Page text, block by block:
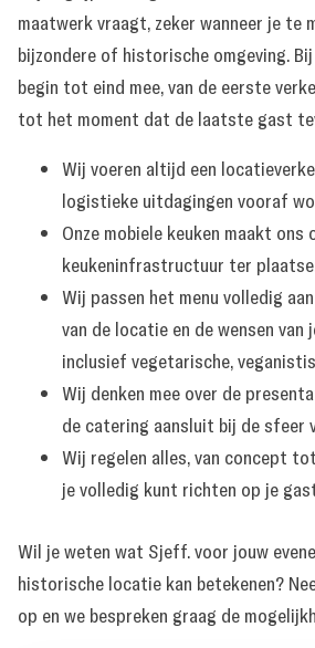
maatwerk vraagt, zeker wanneer je te
bijzondere of historische omgeving.
begin tot eind mee, van de eerste
tot het moment dat de laatste gast
Wij voeren altijd een
logistieke uitdagingen vooraf
Onze mobiele keuken maakt ons
keukeninfrastructuur ter
Wij passen het menu volledig
van de locatie en de wensen van
inclusief vegetarische,
Wij denken mee over de
de catering aansluit bij de sfeer
Wij regelen alles, van concept
je volledig kunt richten op je
Wil je weten wat Sjeff. voor jouw
historische locatie kan betekenen?
op en we bespreken graag de